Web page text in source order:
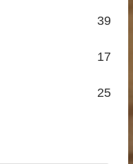
39
17
25